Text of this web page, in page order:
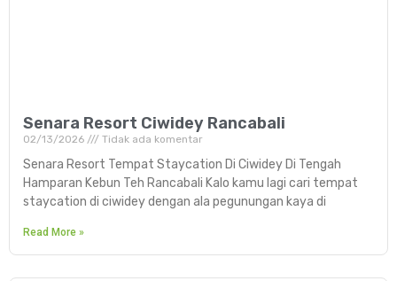
Senara Resort Ciwidey Rancabali
02/13/2026 Tidak ada komentar
Senara Resort Tempat Staycation Di Ciwidey Di Tengah
Hamparan Kebun Teh Rancabali Kalo kamu lagi cari tempat
staycation di ciwidey dengan ala pegunungan kaya di
Read More »